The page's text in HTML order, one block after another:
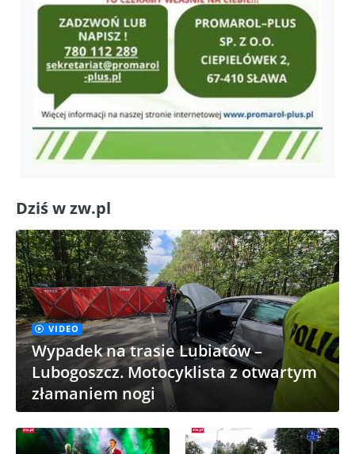
Dziś w zw.pl
VIDEO
Wypadek na trasie Lubiatów –
Lubogoszcz. Motocyklista z otwartym
złamaniem nogi